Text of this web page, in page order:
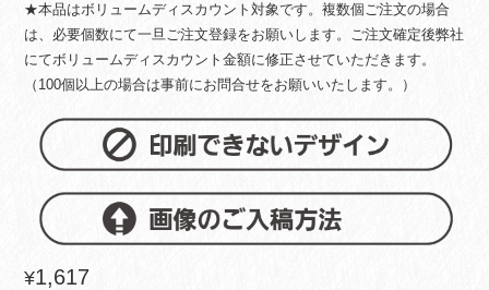
★本品はボリュームディスカウント対象です。複数個ご注文の場合
は、必要個数にて一旦ご注文登録をお願いします。ご注文確定後弊社
にてボリュームディスカウント金額に修正させていただきます。
（100個以上の場合は事前にお問合せをお願いいたします。）
¥1,617